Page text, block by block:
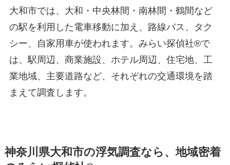
大和市では、大和・中央林間・南林間・鶴間など
の駅を利用した電車移動に加え、路線バス、タク
シー、自家用車が使われます。みらい探偵社®︎で
は、駅周辺、商業施設、ホテル周辺、住宅地、工
業地域、主要道路など、それぞれの交通環境を踏
まえて調査します。
神奈川県大和市の浮気調査なら、地域密着